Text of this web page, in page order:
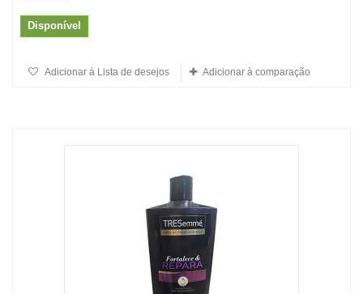
Disponível
Adicionar à Lista de desejos Adicionar à comparação